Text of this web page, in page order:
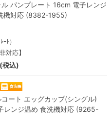
ル パンプレート 16cm 電子レンジ
機対応 (8382-1955)
ｰﾄ）
対応】
税込)
コート エッグカップ(シングル)
レンジ温め 食洗機対応 (9265-